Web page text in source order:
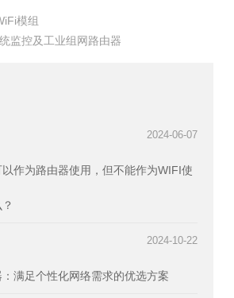
模组
监控及工业组网路由器
2024-06-07
作为路由器使用，但不能作为WIFI使
2024-10-22
满足个性化网络需求的优选方案